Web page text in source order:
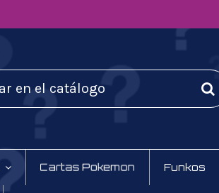
Cartas Pokemon Funkos